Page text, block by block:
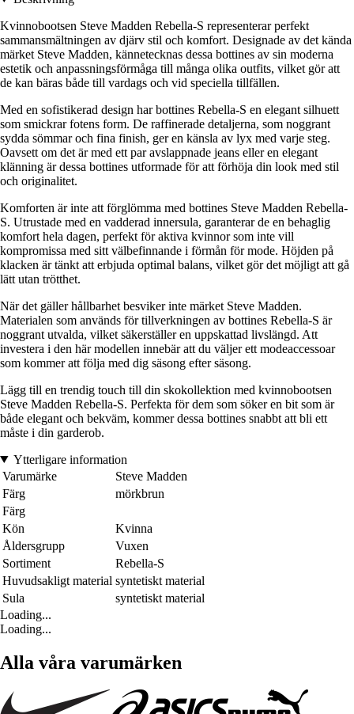
Kvinnobootsen Steve Madden Rebella-S representerar perfekt
sammansmältningen av djärv stil och komfort. Designade av det kända
märket Steve Madden, kännetecknas dessa bottines av sin moderna
estetik och anpassningsförmåga till många olika outfits, vilket gör att
de kan bäras både till vardags och vid speciella tillfällen.
Med en sofistikerad design har bottines Rebella-S en elegant silhuett
som smickrar fotens form. De raffinerade detaljerna, som noggrant
sydda sömmar och fina finish, ger en känsla av lyx med varje steg.
Oavsett om det är med ett par avslappnade jeans eller en elegant
klänning är dessa bottines utformade för att förhöja din look med stil
och originalitet.
Komforten är inte att förglömma med bottines Steve Madden Rebella-
S. Utrustade med en vadderad innersula, garanterar de en behaglig
komfort hela dagen, perfekt för aktiva kvinnor som inte vill
kompromissa med sitt välbefinnande i förmån för mode. Höjden på
klacken är tänkt att erbjuda optimal balans, vilket gör det möjligt att gå
lätt utan trötthet.
När det gäller hållbarhet besviker inte märket Steve Madden.
Materialen som används för tillverkningen av bottines Rebella-S är
noggrant utvalda, vilket säkerställer en uppskattad livslängd. Att
investera i den här modellen innebär att du väljer ett modeaccessoar
som kommer att följa med dig säsong efter säsong.
Lägg till en trendig touch till din skokollektion med kvinnobootsen
Steve Madden Rebella-S. Perfekta för dem som söker en bit som är
både elegant och bekväm, kommer dessa bottines snabbt att bli ett
måste i din garderob.
Ytterligare information
Varumärke
Steve Madden
Färg
mörkbrun
Färg
Kön
Kvinna
Åldersgrupp
Vuxen
Sortiment
Rebella-S
Huvudsakligt material syntetiskt material
Sula
syntetiskt material
Loading...
Loading...
Alla våra varumärken